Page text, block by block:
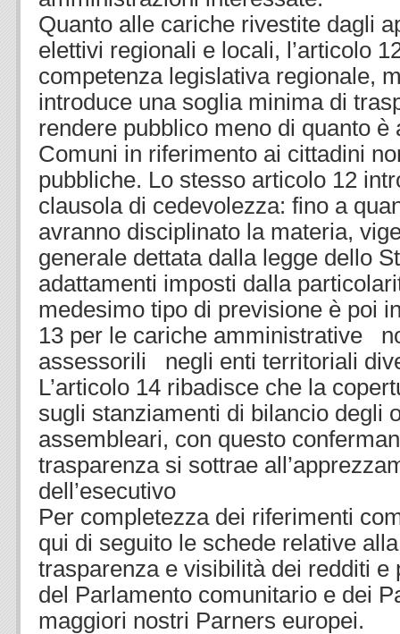
Quanto alle cariche rivestite dagli
elettivi regionali e locali, l’articolo
competenza legislativa regionale,
introduce una soglia minima di
rendere pubblico meno di quanto
Comuni in riferimento ai cittadini
pubbliche. Lo stesso articolo 12
clausola di cedevolezza: fino a
avranno disciplinato la materia,
generale dettata dalla legge dello
adattamenti imposti dalla
medesimo tipo di previsione è poi
13 per le cariche amministrative
assessorili negli enti territoriali
L’articolo 14 ribadisce che la
sugli stanziamenti di bilancio degli
assembleari, con questo
trasparenza si sottrae
dell’esecutivo
Per completezza dei riferimenti
qui di seguito le schede relative
trasparenza e visibilità dei redditi e
del Parlamento comunitario e dei
maggiori nostri Parners europei.